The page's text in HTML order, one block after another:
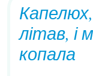
літав, і
копала